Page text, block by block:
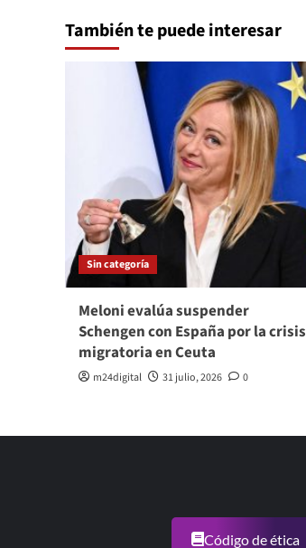
También te puede interesar
Sin categoría
Meloni evalúa suspender
Schengen con España por la crisis
migratoria en Ceuta
m24digital 31 julio, 2026 0
Código de ética